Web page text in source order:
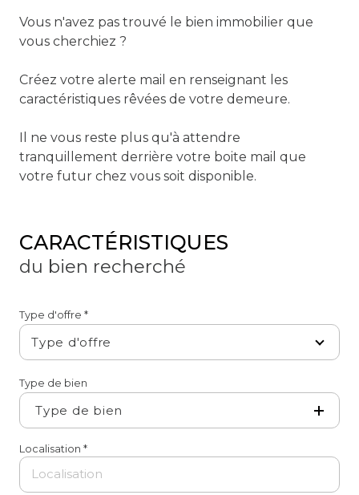
Vous n'avez pas trouvé le bien immobilier que
vous cherchiez ?
Créez votre alerte mail en renseignant les
caractéristiques rêvées de votre demeure.
Il ne vous reste plus qu'à attendre
tranquillement derrière votre boite mail que
votre futur chez vous soit disponible.
CARACTÉRISTIQUES
du bien recherché
Type d'offre *
Type d'offre
Type de bien
Type de bien
Localisation *